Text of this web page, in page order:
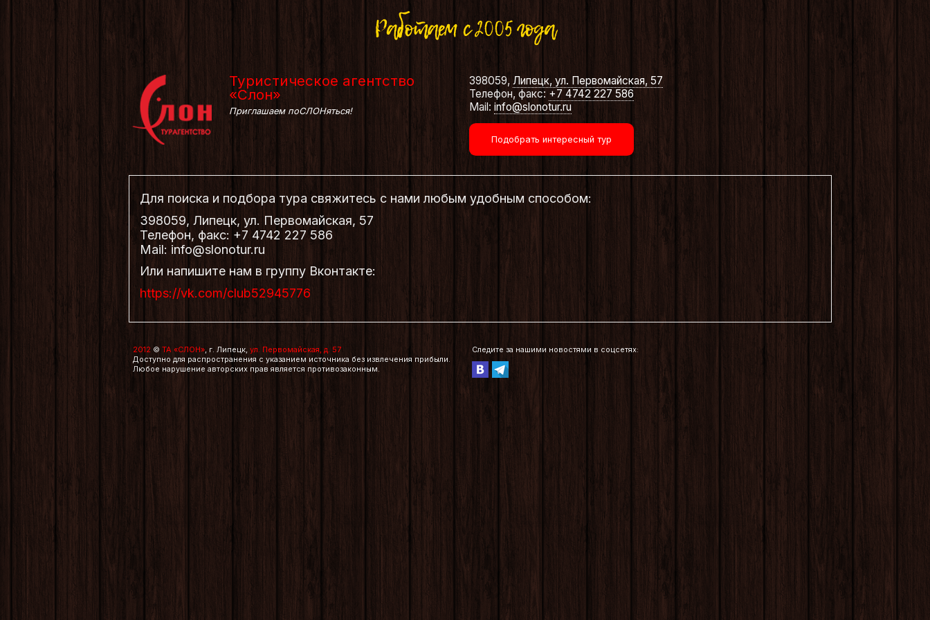
Туристическое агентство
«Слон»
Приглашаем поСЛОНяться!
398059, Липецк, ул. Первомайская, 57
Телефон, факс: +7 4742 227 586
Mail: info@slonotur.ru
Подобрать интересный тур
Для поиска и подбора тура свяжитесь с нами любым удобным способом:
398059, Липецк, ул. Первомайская, 57
Телефон, факс: +7 4742 227 586
Mail: info@slonotur.ru
Или напишите нам в группу Вконтакте:
https://vk.com/club52945776
2012 © ТА «СЛОН», г. Липецк, ул. Первомайская, д. 57
Доступно для распространения с указанием источника без извлечения прибыли.
Любое нарушение авторских прав является противозаконным.
Cледите за нашими новостями в соцсетях: